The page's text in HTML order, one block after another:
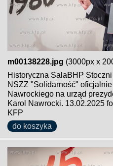
m00138228.jpg (3000px x
Historyczna SalaBHP
NSZZ "Solidarność"
Nawrockiego na urząd
Karol Nawrocki. 13.02.2025
KFP
do koszyka